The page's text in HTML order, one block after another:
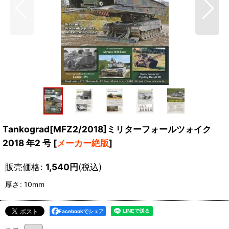
Tankograd[MFZ2/2018]ミリターフォールツォイク
2018 年2 号 [メーカー絶版]
販売価格: 1,540円(税込)
厚さ : 10mm
Facebookでシェア